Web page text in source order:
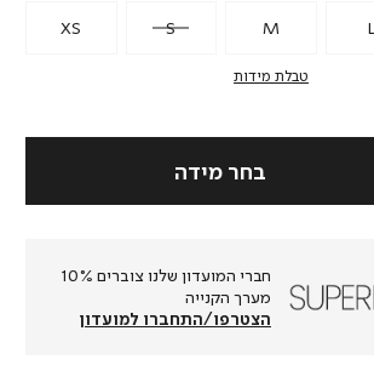
XS S M L
טבלת מידות
חברי המועדון שלנו צוברים 10%
מערך הקנייה
הצטרפו/התחברו למועדון